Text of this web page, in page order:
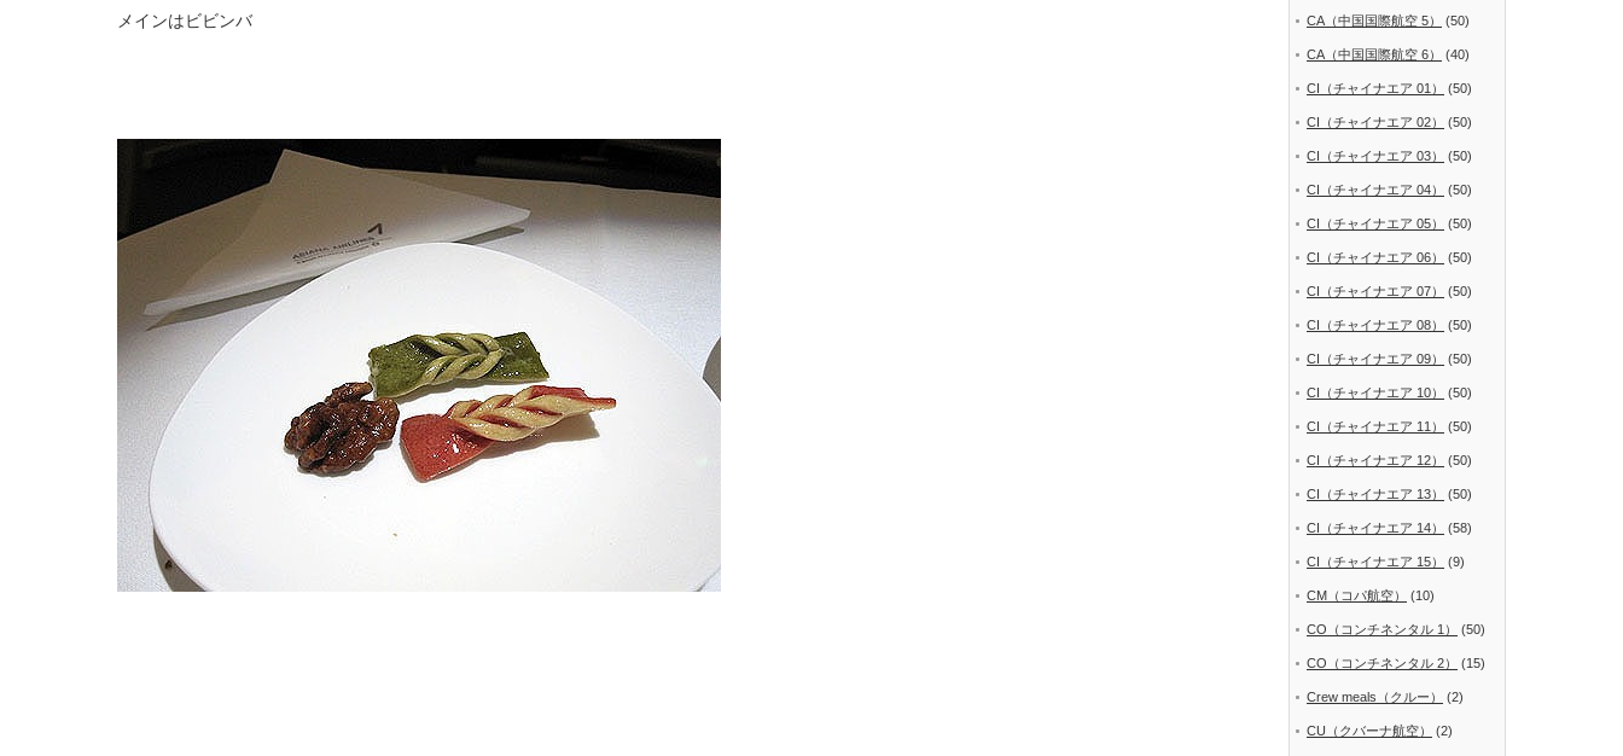
メインはビビンバ CA（中国国際航空 5） (50)
CA（中国国際航空 6） (40)
CI（チャイナエア 01） (50)
CI（チャイナエア 02） (50)
CI（チャイナエア 03） (50)
CI（チャイナエア 04） (50)
CI（チャイナエア 05） (50)
CI（チャイナエア 06） (50)
CI（チャイナエア 07） (50)
CI（チャイナエア 08） (50)
CI（チャイナエア 09） (50)
CI（チャイナエア 10） (50)
CI（チャイナエア 11） (50)
CI（チャイナエア 12） (50)
CI（チャイナエア 13） (50)
CI（チャイナエア 14） (58)
CI（チャイナエア 15） (9)
CM（コパ航空） (10)
CO（コンチネンタル 1） (50)
CO（コンチネンタル 2） (15)
Crew meals（クルー） (2)
CU（クバーナ航空） (2)